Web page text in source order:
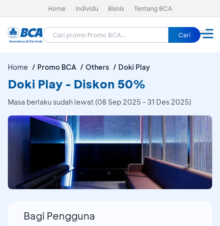
Home Individu Bisnis Tentang BCA
Cari
Home Promo BCA Others Doki Play
Doki Play - Diskon 50%
Masa berlaku sudah lewat (08 Sep 2025 - 31 Des 2025)
Bagi Pengguna